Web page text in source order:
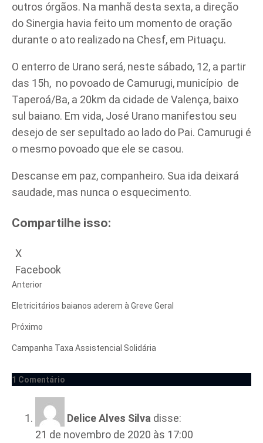
outros órgãos. Na manhã desta sexta, a direção
do Sinergia havia feito um momento de oração
durante o ato realizado na Chesf, em Pituaçu.
O enterro de Urano será, neste sábado, 12, a partir
das 15h, no povoado de Camurugi, município de
Taperoá/Ba, a 20km da cidade de Valença, baixo
sul baiano. Em vida, José Urano manifestou seu
desejo de ser sepultado ao lado do Pai. Camurugi é
o mesmo povoado que ele se casou.
Descanse em paz, companheiro. Sua ida deixará
saudade, mas nunca o esquecimento.
Compartilhe isso:
X
Facebook
Anterior
Eletricitários baianos aderem à Greve Geral
Próximo
Campanha Taxa Assistencial Solidária
1 Comentário
Delice Alves Silva disse:
21 de novembro de 2020 às 17:00